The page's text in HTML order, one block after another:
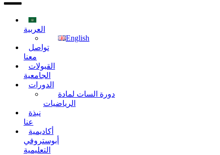
العربية
English
تواصل
معنا
القبولات
الجامعية
الدورات
دورة السات لمادة
الرياضيات
نبذة
عنا
أكاديمية
أبوستروفي
التعليمية